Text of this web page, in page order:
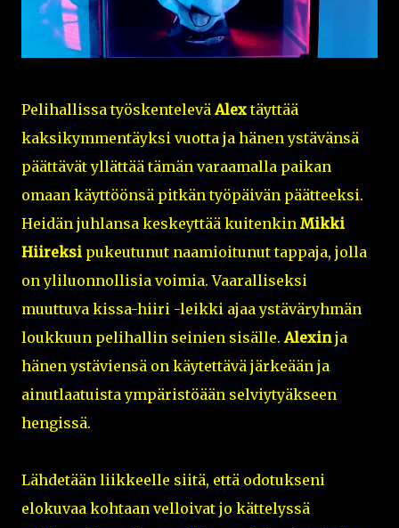
Pelihallissa työskentelevä Alextäyttää
kaksikymmentäyksi vuotta ja hänen ystävänsä
päättävät yllättää tämän varaamalla paikan
omaan käyttöönsä pitkän työpäivän päätteeksi.
Heidän juhlansa keskeyttää kuitenkin Mikki
Hiireksi pukeutunut naamioitunut tappaja, jolla
on yliluonnollisia voimia. Vaaralliseksi
muuttuva kissa-hiiri -leikki ajaa ystäväryhmän
loukkuun pelihallin seinien sisälle. Alexinja
hänen ystäviensä on käytettävä järkeään ja
ainutlaatuista ympäristöään selviytyäkseen
hengissä.
Lähdetään liikkeelle siitä, että odotukseni
elokuvaa kohtaan velloivat jo kättelyssä